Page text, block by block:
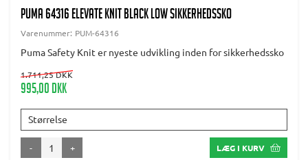
PUMA 64316 ELEVATE KNIT BLACK LOW SIKKERHEDSSKO
Varenummer: PUM-64316
Puma Safety Knit er nyeste udvikling inden for sikkerhedssko
1.711,25 DKK
995,00 DKK
Størrelse
- + LÆG I KURV